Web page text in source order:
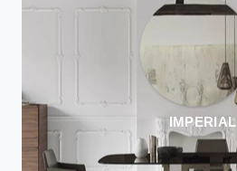
IMPERIAL